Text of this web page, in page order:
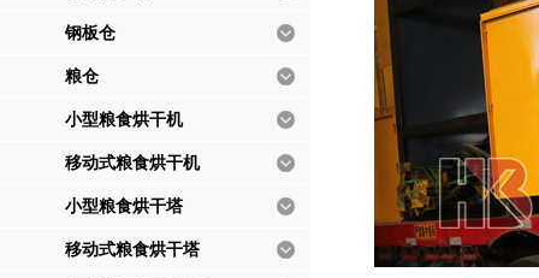
钢板仓
粮仓
小型粮食烘干机
移动式粮食烘干机
小型粮食烘干塔
移动式粮食烘干塔